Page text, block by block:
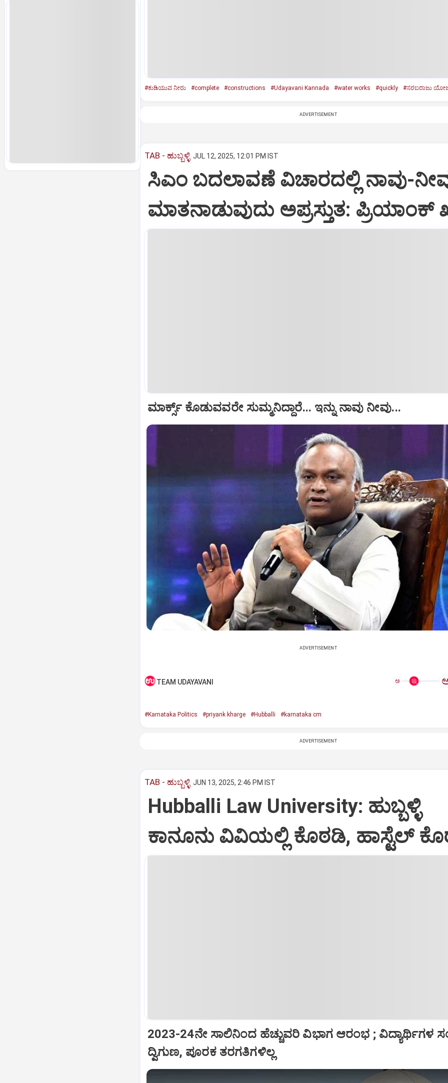
#ಕುಡಿಯುವ ನೀರು #complete #constructions #Udayavani Kannada #water works #quickly #ಸರಬರಾಜು
ADVERTISEMENT
TAB - ಹುಬ್ಬಳ್ಳಿ JUL 12, 2025, 12:01 PM IST
ಸಿಎಂ ಬದಲಾವಣೆ ವಿಚಾರದಲ್ಲಿ ನಾವು-
ಮಾತನಾಡುವುದು ಅಪ್ರಸ್ತುತ: ಪ್ರಿಯಾಂಕ್
ಮಾರ್ಕ್ಸ್ ಕೊಡುವವರೇ ಸುಮ್ಮನಿದ್ದಾರೆ... ಇನ್ನು ನಾವು ನೀವು...
ADVERTISEMENT
TEAM UDAYAVANI ಅ
#Karnataka Politics #priyank kharge #Hubballi #karnataka cm
ADVERTISEMENT
TAB - ಹುಬ್ಬಳ್ಳಿ JUN 13, 2025, 2:46 PM IST
Hubballi Law University: ಹುಬ್ಬಳ್ಳಿ
ಕಾನೂನು ವಿವಿಯಲ್ಲಿ ಕೊಠಡಿ, ಹಾಸ್ಟೆಲ್‌
2023-24ನೇ ಸಾಲಿನಿಂದ ಹೆಚ್ಚುವರಿ ವಿಭಾಗ ಆರಂಭ ; ವಿದ್ಯಾರ್ಥಿಗಳ
ದ್ವಿಗುಣ, ಪೂರಕ ತರಗತಿಗಳಿಲ್ಲ